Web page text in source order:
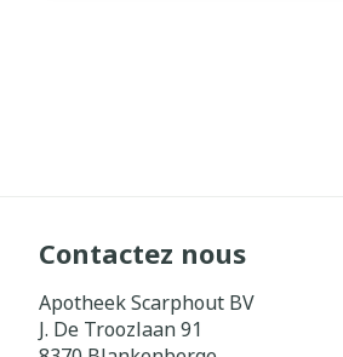
Contactez nous
Apotheek Scarphout BV
J. De Troozlaan 91